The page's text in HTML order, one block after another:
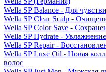
Wella SP Balance - Для
Wella SP Clear Scalp -
Wella SP Color Save -
Wella SP Hydrate -
Wella SP Repair -
Wella SP Luxe Oil - Новая
волос